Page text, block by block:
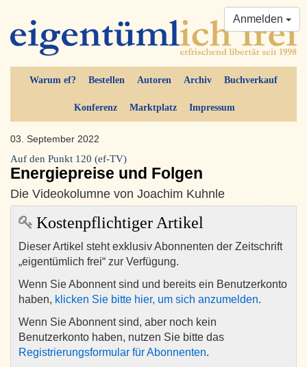
Warum ef? Bestellen Autoren Archiv Buchverkauf
Konferenz Marktplatz Impressum
Anmelden
03. September 2022
Auf den Punkt 120 (ef-TV)
Energiepreise und Folgen
Die Videokolumne von Joachim Kuhnle
Kostenpflichtiger Artikel
Dieser Artikel steht exklusiv Abonnenten der Zeitschrift
„eigentümlich frei“ zur Verfügung.
Wenn Sie Abonnent sind und bereits ein Benutzerkonto
haben, klicken Sie bitte hier, um sich anzumelden.
Wenn Sie Abonnent sind, aber noch kein
Benutzerkonto haben, nutzen Sie bitte das
Registrierungsformular für Abonnenten.